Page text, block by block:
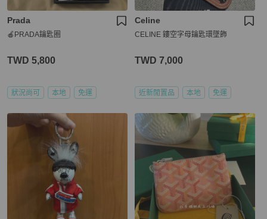
Prada
🍎PRADA鑰匙圈
TWD 5,800
狀況尚可 本地 免運
Celine
CELINE 鏤空字母鑰匙環墜飾
TWD 7,000
近新閒置品 本地 免運